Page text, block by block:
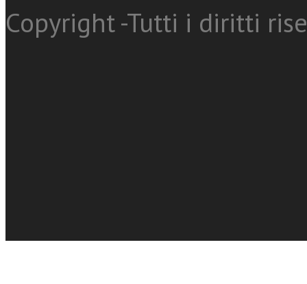
Copyright -Tutti i diritti